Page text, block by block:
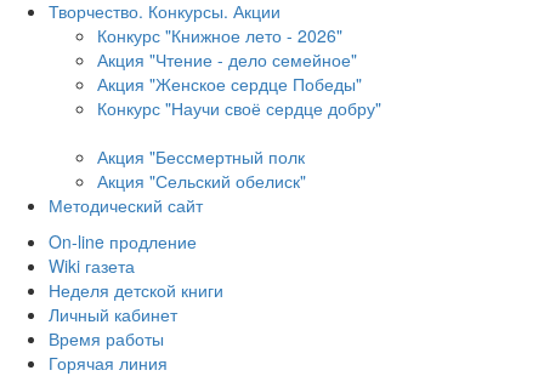
Творчество. Конкурсы. Акции
Конкурс "Книжное лето - 2026"
Акция "Чтение - дело семейное"
Акция "Женское сердце Победы"
Конкурс "Научи своё сердце добру"
Акция "Бессмертный полк
Акция "Сельский обелиск"
Методический сайт
On-line продление
Wiki газета
Неделя детской книги
Личный кабинет
Время работы
Горячая линия